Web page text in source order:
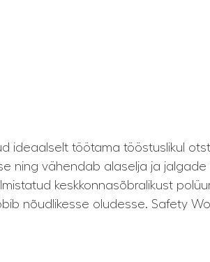
ideaalselt töötama tööstuslikul
ning vähendab alaselja ja jalgade
keskkonnasõbralikust
nõudlikesse oludesse. Safety